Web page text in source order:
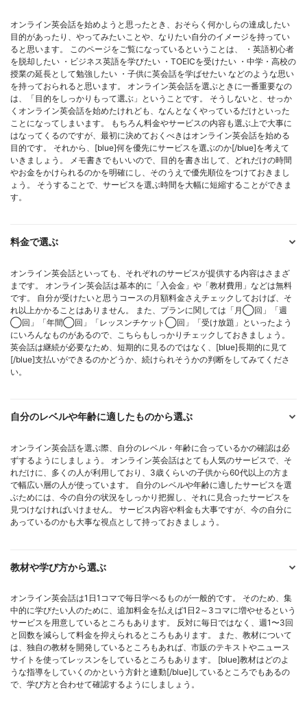
オンライン英会話を始めようと思ったとき、おそらく何かしらの達成したい
目的があったり、やってみたいことや、なりたい自分のイメージを持ってい
ると思います。 このページをご覧になっているということは、 ・英語初心者
を脱却したい ・ビジネス英語を学びたい ・TOEICを受けたい ・中学・高校の
授業の延長として勉強したい ・子供に英会話を学ばせたい などのような思い
を持っておられると思います。 オンライン英会話を選ぶときに一番重要なの
は、「目的をしっかりもって選ぶ」ということです。 そうしないと、せっか
くオンライン英会話を始めたけれども、なんとなくやっているだけといった
ことになってしまいます。 もちろん料金やサービスの内容も選ぶ上で大事に
はなってくるのですが、最初に決めておくべきはオンライン英会話を始める
目的です。 それから、[blue]何を優先にサービスを選ぶのか[/blue]を考えて
いきましょう。 メモ書きでもいいので、目的を書き出して、どれだけの時間
やお金をかけられるのかを明確にし、そのうえで優先順位をつけておきまし
ょう。 そうすることで、サービスを選ぶ時間を大幅に短縮することができま
す。
料金で選ぶ
オンライン英会話といっても、それぞれのサービスが提供する内容はさまざ
まです。 オンライン英会話は基本的に「入会金」や「教材費用」などは無料
です。 自分が受けたいと思うコースの月額料金さえチェックしておけば、そ
れ以上かかることはありません。 また、プランに関しては「月◯回」「週
◯回」「年間◯回」「レッスンチケット◯回」「受け放題」といったよう
にいろんなものがあるので、こちらもしっかりチェックしておきましょう。
英会話は継続が必要なため、短期的に見るのではなく、[blue]長期的に見て
[/blue]支払いができるのかどうか、続けられそうかの判断をしてみてくださ
い。
自分のレベルや年齢に適したものから選ぶ
オンライン英会話を選ぶ際、自分のレベル・年齢に合っているかの確認は必
ずするようにしましょう。 オンライン英会話はとても人気のサービスで、そ
れだけに、多くの人が利用しており、3歳くらいの子供から60代以上の方ま
で幅広い層の人が使っています。 自分のレベルや年齢に適したサービスを選
ぶためには、今の自分の状況をしっかり把握し、それに見合ったサービスを
見つけなければいけません。 サービス内容や料金も大事ですが、今の自分に
あっているのかも大事な視点として持っておきましょう。
教材や学び方から選ぶ
オンライン英会話は1日1コマで毎日学べるものが一般的です。 そのため、集
中的に学びたい人のために、追加料金を払えば1日2～3コマに増やせるという
サービスを用意しているところもあります。 反対に毎日ではなく、週1〜3回
と回数を減らして料金を抑えられるところもあります。 また、教材について
は、独自の教材を開発しているところもあれば、市販のテキストやニュース
サイトを使ってレッスンをしているところもあります。 [blue]教材はどのよ
うな指導をしていくのかという方針と連動[/blue]しているところでもあるの
で、学び方と合わせて確認するようにしましょう。